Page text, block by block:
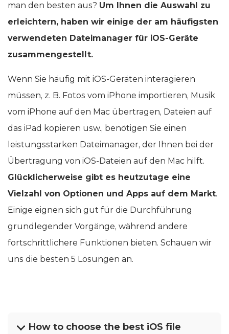
man den besten aus? Um Ihnen die Auswahl zu
erleichtern, haben wir einige der am häufigsten
verwendeten Dateimanager für iOS-Geräte
zusammengestellt.
Wenn Sie häufig mit iOS-Geräten interagieren
müssen, z. B. Fotos vom iPhone importieren, Musik
vom iPhone auf den Mac übertragen, Dateien auf
das iPad kopieren usw., benötigen Sie einen
leistungsstarken Dateimanager, der Ihnen bei der
Übertragung von iOS-Dateien auf den Mac hilft.
Glücklicherweise gibt es heutzutage eine
Vielzahl von Optionen und Apps auf dem Markt.
Einige eignen sich gut für die Durchführung
grundlegender Vorgänge, während andere
fortschrittlichere Funktionen bieten. Schauen wir
uns die besten 5 Lösungen an.
How to choose the best iOS file